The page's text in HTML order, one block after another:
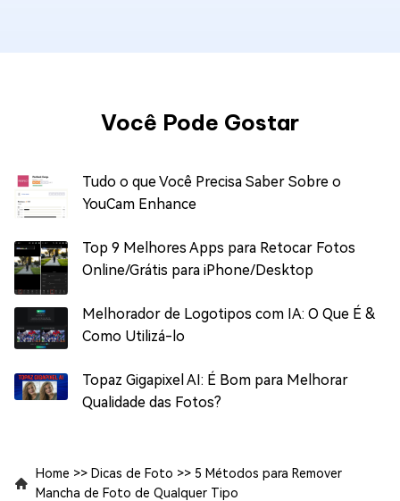
Você Pode Gostar
Tudo o que Você Precisa Saber Sobre o
YouCam Enhance
Top 9 Melhores Apps para Retocar Fotos
Online/Grátis para iPhone/Desktop
Melhorador de Logotipos com IA: O Que É &
Como Utilizá-lo
Topaz Gigapixel AI: É Bom para Melhorar
Qualidade das Fotos?
Home >> Dicas de Foto >> 5 Métodos para Remover
Mancha de Foto de Qualquer Tipo